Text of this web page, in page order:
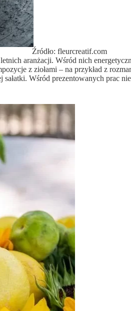
Źródło: fleurcreatif.com
aranżacji. Wśród nich
z ziołami – na przykład z
Wśród prezentowanych prac